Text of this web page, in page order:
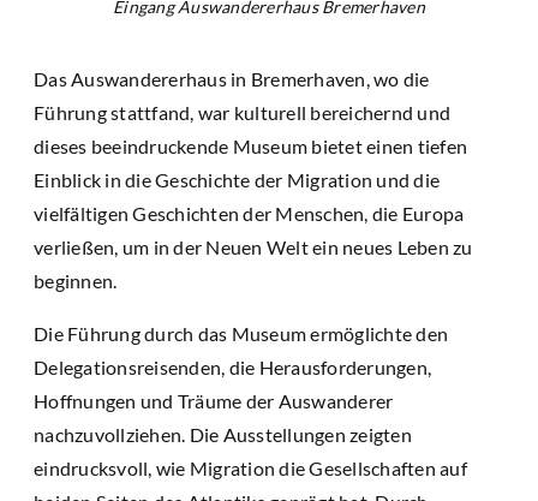
Eingang Auswandererhaus Bremerhaven
Das Auswandererhaus in Bremerhaven, wo die
Führung stattfand, war kulturell bereichernd und
dieses beeindruckende Museum bietet einen tiefen
Einblick in die Geschichte der Migration und die
vielfältigen Geschichten der Menschen, die Europa
verließen, um in der Neuen Welt ein neues Leben zu
beginnen.
Die Führung durch das Museum ermöglichte den
Delegationsreisenden, die Herausforderungen,
Hoffnungen und Träume der Auswanderer
nachzuvollziehen. Die Ausstellungen zeigten
eindrucksvoll, wie Migration die Gesellschaften auf